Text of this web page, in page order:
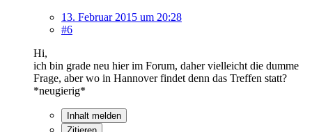
13. Februar 2015 um 20:28
#6
Hi,
ich bin grade neu hier im Forum, daher vielleicht die dumme
Frage, aber wo in Hannover findet denn das Treffen statt?
*neugierig*
Inhalt melden